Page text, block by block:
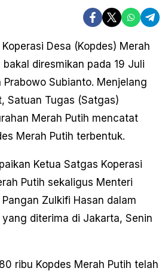
Koperasi Desa (Kopdes) Merah
diresmikan pada 19 Juli
Subianto. Menjelang
Satuan Tugas (Satgas)
Merah Putih mencatat
Merah Putih terbentuk.
Ketua Satgas Koperasi
Putih sekaligus Menteri
Zulkifi Hasan dalam
diterima di Jakarta, Senin
ribu Kopdes Merah Putih telah